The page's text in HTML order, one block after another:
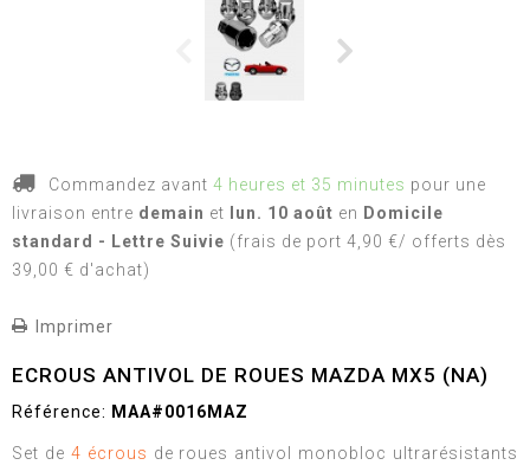
Commandez avant 4 heures et 35 minutes pour une
livraison entre demain et lun. 10 août en Domicile
standard - Lettre Suivie (frais de port 4,90 €/ offerts dès
39,00 € d'achat)
Imprimer
ECROUS ANTIVOL DE ROUES MAZDA MX5 (NA)
Référence: MAA#0016MAZ
Set de 4 écrous de roues antivol monobloc ultrarésistants